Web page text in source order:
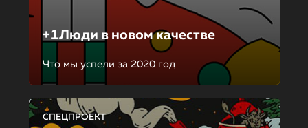
+1Люди в новом качестве
Что мы успели за 2020 год
СПЕЦПРОЕКТ